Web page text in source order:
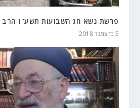
פרשת נשא חג השבועות תשע"ז הרב
5 בדצמבר 2018